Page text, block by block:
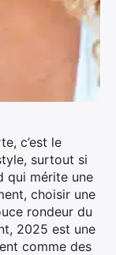
c’est le
surtout si
qui mérite une
choisir une
rondeur du
2025 est une
comme des